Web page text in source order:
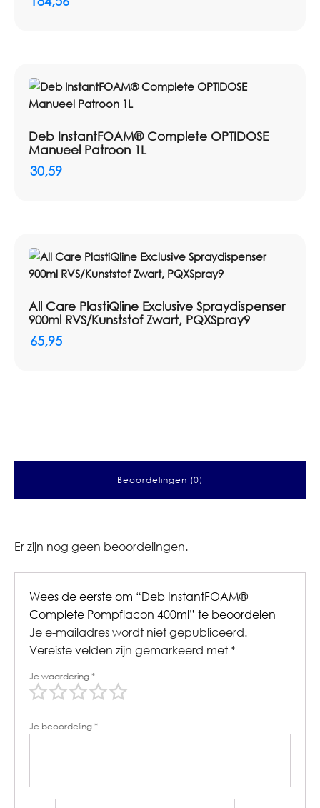
Deb InstantFOAM® Complete OPTIDOSE
Manueel Patroon 1L
30,59
All Care PlastiQline Exclusive Spraydispenser
900ml RVS/Kunststof Zwart, PQXSpray9
65,95
Beoordelingen (0)
Er zijn nog geen beoordelingen.
Wees de eerste om “Deb InstantFOAM®
Complete Pompflacon 400ml” te beoordelen
Je e-mailadres wordt niet gepubliceerd.
Vereiste velden zijn gemarkeerd met *
Je waardering*
Je beoordeling*